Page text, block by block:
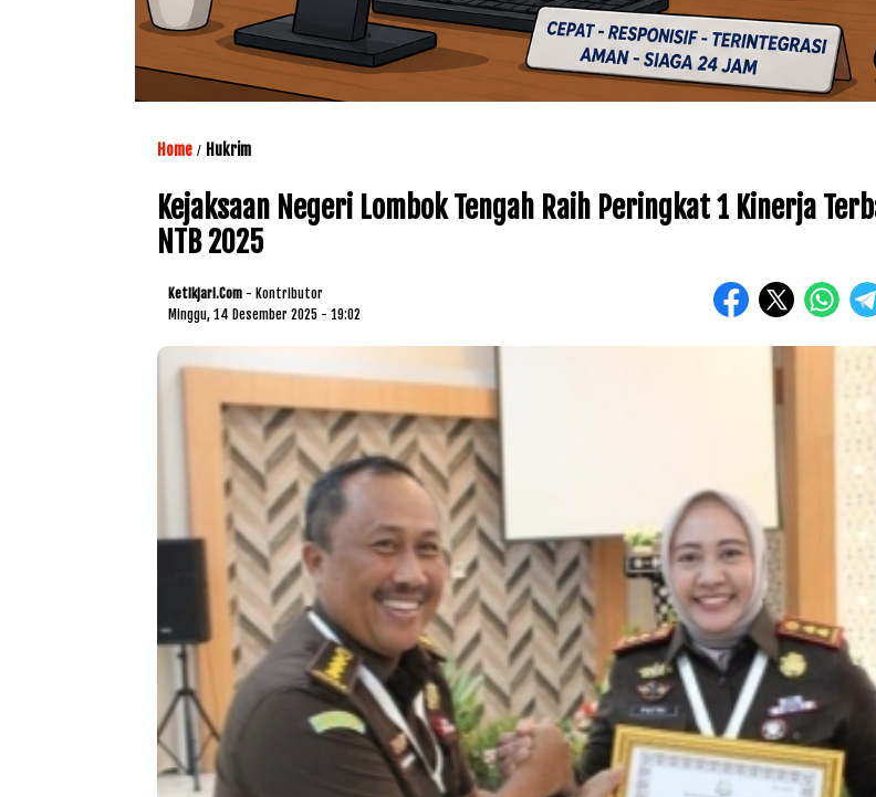
Home / Hukrim
Kejaksaan Negeri Lombok Tengah Raih Peringkat 1 Kinerja
NTB 2025
Ketikjari.com - Kontributor
Minggu, 14 Desember 2025 - 19:02